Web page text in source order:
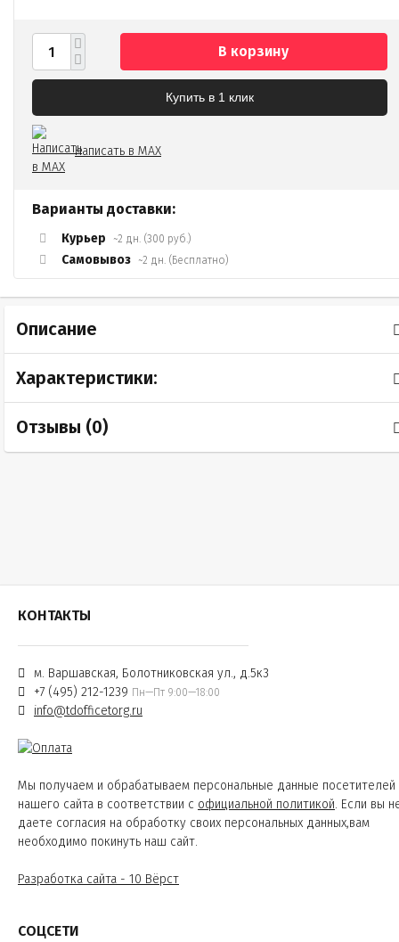
В корзину
Купить в 1 клик
Написать в MAX
Варианты доставки:
Курьер ~2 дн. (300 руб.)
Самовывоз ~2 дн. (Бесплатно)
Описание
Характеристики:
Отзывы (0)
КОНТАКТЫ
м. Варшавская, Болотниковская ул., д.5к3
+7 (495) 212-1239 Пн—Пт 9:00—18:00
info@tdofficetorg.ru
Мы получаем и обрабатываем персональные данные посетителей
нашего сайта в соответствии с официальной политикой. Если вы
даете согласия на обработку своих персональных данных,вам
необходимо покинуть наш сайт.
Разработка сайта - 10 Вёрст
СОЦСЕТИ